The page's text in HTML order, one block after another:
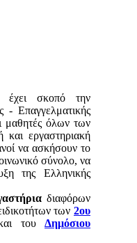
έχει σκοπό την
- Επαγγελματικής
μαθητές όλων των
και εργαστηριακή
να ασκήσουν το
σύνολο, να
της Ελληνικής
διαφόρων
των 2ου
τουΔημόσιου